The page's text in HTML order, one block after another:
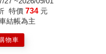
特價 734 元
結帳為主
物車